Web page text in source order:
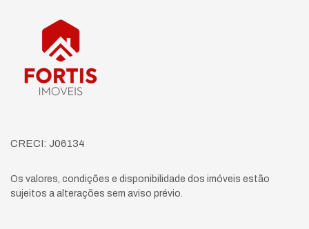
Página inicial
CRECI: J06134
Os valores, condições e disponibilidade dos imóveis estão
sujeitos a alterações sem aviso prévio.